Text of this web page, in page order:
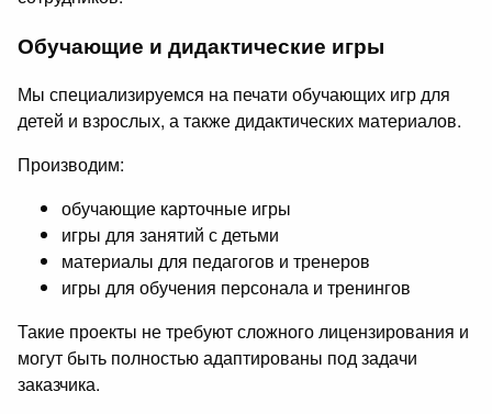
Обучающие и дидактические игры
Мы специализируемся на печати обучающих игр для
детей и взрослых, а также дидактических материалов.
Производим:
обучающие карточные игры
игры для занятий с детьми
материалы для педагогов и тренеров
игры для обучения персонала и тренингов
Такие проекты не требуют сложного лицензирования и
могут быть полностью адаптированы под задачи
заказчика.